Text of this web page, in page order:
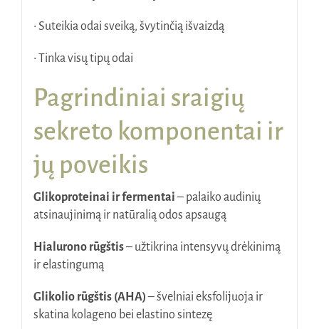
• Suteikia odai sveiką, švytinčią išvaizdą
• Tinka visų tipų odai
Pagrindiniai sraigių
sekreto komponentai ir
jų poveikis
Glikoproteinai ir fermentai– palaiko audinių
atsinaujinimą ir natūralią odos apsaugą
Hialurono rūgštis– užtikrina intensyvų drėkinimą
ir elastingumą
Glikolio rūgštis (AHA)– švelniai eksfolijuoja ir
skatina kolageno bei elastino sintezę